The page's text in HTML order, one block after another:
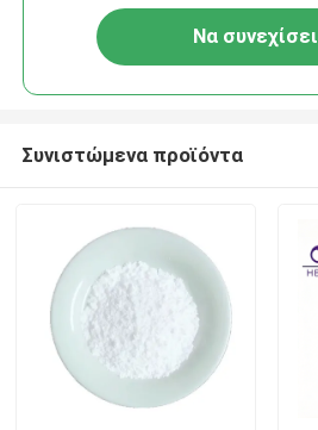
Να συνεχίσει
Συνιστώμενα προϊόντα